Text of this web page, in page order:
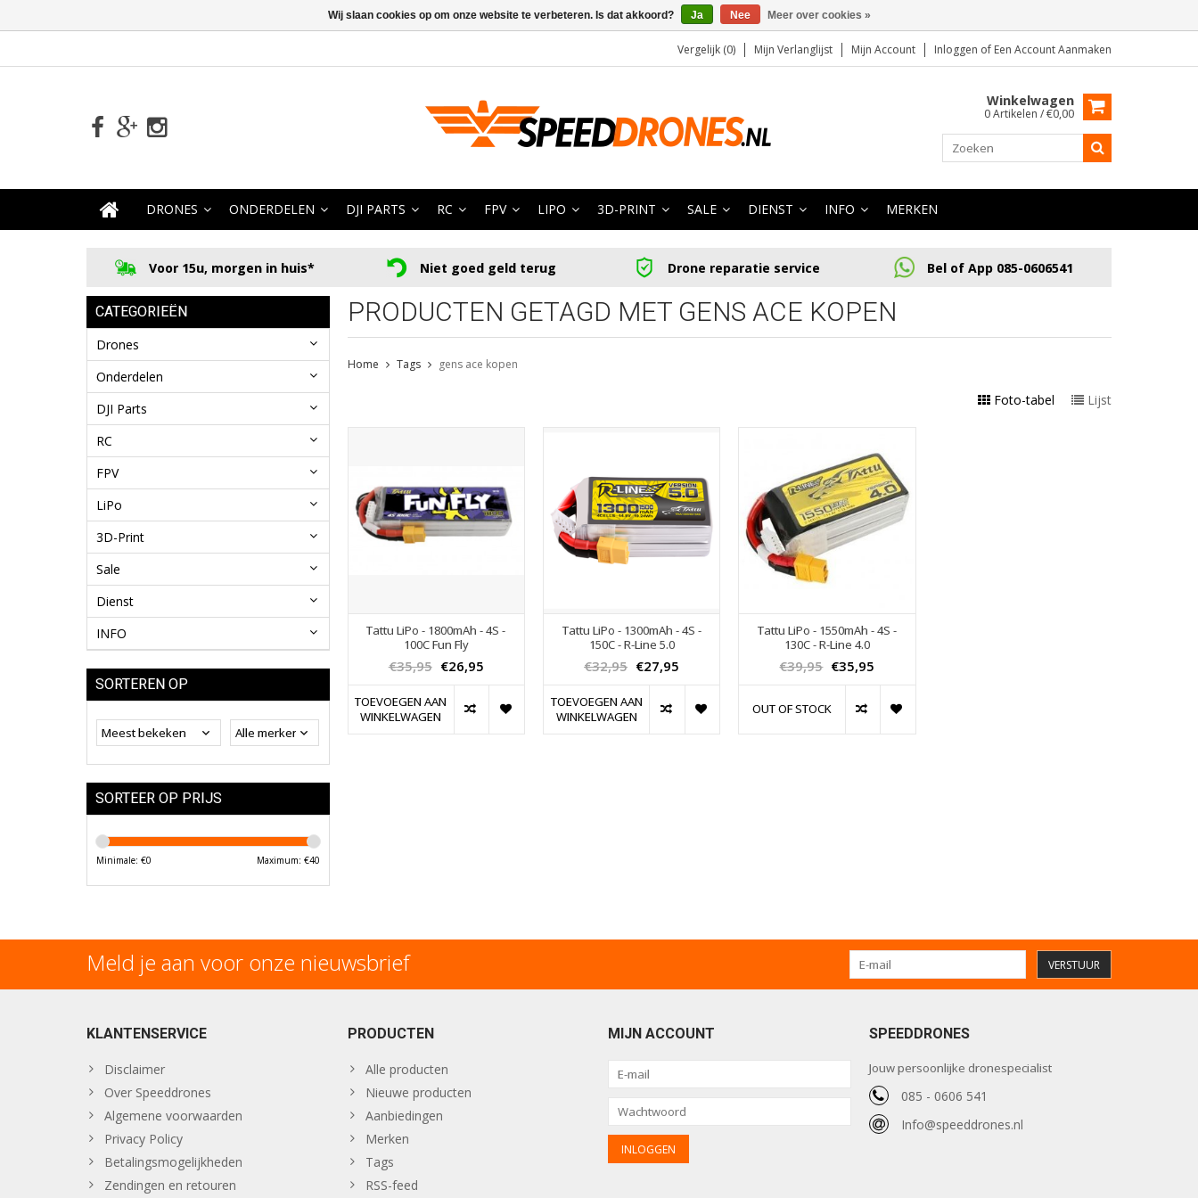
Vergelijk (0) Mijn Verlanglijst Mijn Account Inloggen of Een Account Aanmaken
Winkelwagen
0 Artikelen / €0,00
DRONES ONDERDELEN DJI PARTS RC FPV LIPO 3D-PRINT SALE DIENST INFO MERKEN
Voor 15u, morgen in huis* Niet goed geld terug Drone reparatie service Bel of App 085-0606541
CATEGORIEËN
Drones
Onderdelen
DJI Parts
RC
FPV
LiPo
3D-Print
Sale
Dienst
INFO
SORTEREN OP
SORTEER OP PRIJS
Minimale: €0 Maximum: €40
PRODUCTEN GETAGD MET GENS ACE KOPEN
Home Tags gens ace kopen
Foto-tabel Lijst
Tattu LiPo - 1800mAh - 4S -
100C Fun Fly
€35,95 €26,95
TOEVOEGEN AAN
WINKELWAGEN
Tattu LiPo - 1300mAh - 4S -
150C - R-Line 5.0
€32,95 €27,95
TOEVOEGEN AAN
WINKELWAGEN
Tattu LiPo - 1550mAh - 4S -
130C - R-Line 4.0
€39,95 €35,95
OUT OF STOCK
Meld je aan voor onze nieuwsbrief VERSTUUR
KLANTENSERVICE
Disclaimer
Over Speeddrones
Algemene voorwaarden
Privacy Policy
Betalingsmogelijkheden
Zendingen en retouren
PRODUCTEN
Alle producten
Nieuwe producten
Aanbiedingen
Merken
Tags
RSS-feed
MIJN ACCOUNT SPEEDDRONES
Jouw persoonlijke dronespecialist
085 - 0606 541
Info@speeddrones.nl
Wij slaan cookies op om onze website te verbeteren. Is dat akkoord? Ja Nee Meer over cookies »